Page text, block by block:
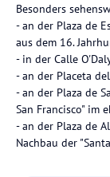
Besonders
- an der Plaza de
aus dem 16.
- in der Calle
- an der Placeta
- an der Plaza de
San Francisco" im
- an der Plaza de
Nachbau der